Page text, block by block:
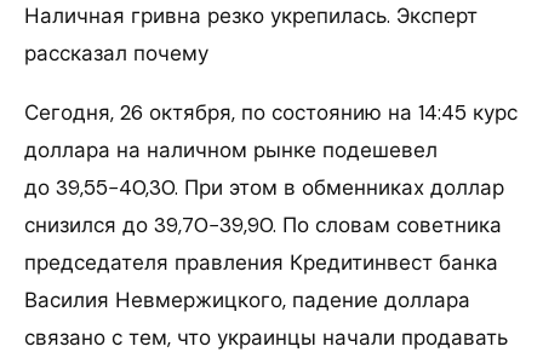
Наличная гривна резко укрепилась. Эксперт
рассказал почему
Сегодня, 26 октября, по состоянию на 14:45 курс
доллара на наличном рынке подешевел
до 39,55−40,30. При этом в обменниках доллар
снизился до 39,70−39,90. По словам советника
председателя правления Кредитинвест банка
Василия Невмержицкого, падение доллара
связано с тем, что украинцы начали продавать